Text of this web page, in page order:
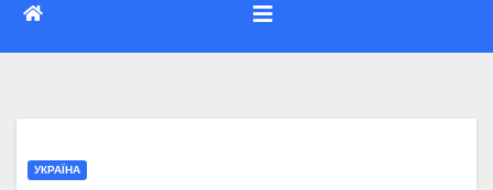
УКРАЇНА